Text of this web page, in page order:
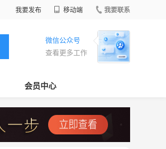
我要发布 移动端 我要联系
微信公众号
查看更多工作
会员中心